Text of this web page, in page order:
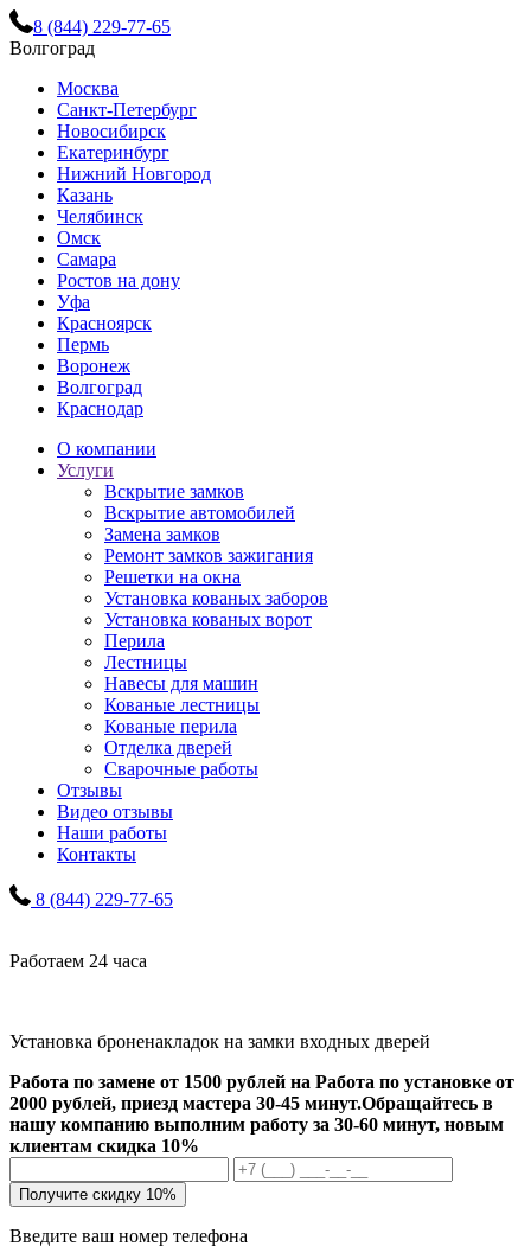
8 (844) 229-77-65
Волгоград
Москва
Санкт-Петербург
Новосибирск
Екатеринбург
Нижний Новгород
Казань
Челябинск
Омск
Самара
Ростов на дону
Уфа
Красноярск
Пермь
Воронеж
Волгоград
Краснодар
О компании
Услуги
Вскрытие замков
Вскрытие автомобилей
Замена замков
Ремонт замков зажигания
Решетки на окна
Установка кованых заборов
Установка кованых ворот
Перила
Лестницы
Навесы для машин
Кованые лестницы
Кованые перила
Отделка дверей
Сварочные работы
Отзывы
Видео отзывы
Наши работы
Контакты
8 (844) 229-77-65
Работаем 24 часа
Установка броненакладок на замки входных дверей
Работа по замене от 1500 рублей на Работа по установке от
2000 рублей, приезд мастера 30-45 минут.Обращайтесь в
нашу компанию выполним работу за 30-60 минут, новым
клиентам скидка 10%
Получите скидку 10%
Введите ваш номер телефона